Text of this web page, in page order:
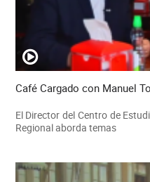
Café Cargado con Manuel
El Director del Centro de
Regional aborda temas